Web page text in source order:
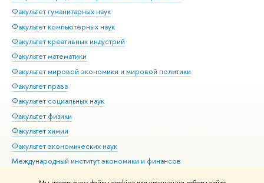
Факультет гуманитарных наук
Факультет компьютерных наук
Факультет креативных индустрий
Факультет математики
Факультет мировой экономики и мировой политики
Факультет права
Факультет социальных наук
Факультет физики
Факультет химии
Факультет экономических наук
Международный институт экономики и финансов